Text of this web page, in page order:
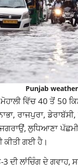
Punjab
ਵਿੱਚ 40 ਤੋਂ 50
ਰਾਜਪੁਰਾ,
ਲੁਧਿਆਣਾ
ਕੀਤੀ ਗਈ ਹੈ।
ਲਾਂਚਿੰਗ ਦੇ ਗਵਾਹ,